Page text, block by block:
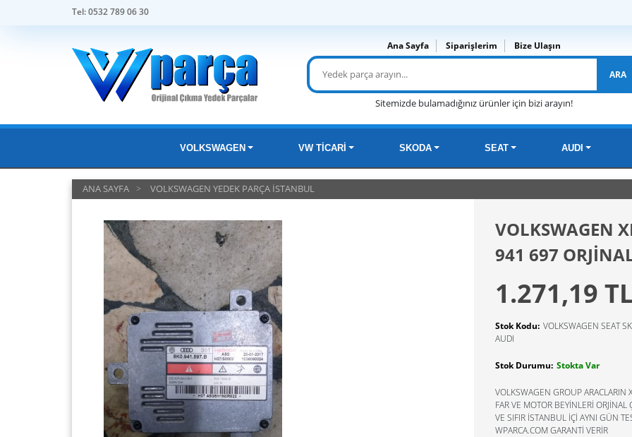
Tel: 0532 789 06 30
Ana Sayfa Siparişlerim Bize Ulaşın
ARA
Sitemizde bulamadığınız ürünler için bizi arayın!
VOLKSWAGEN VW TİCARİ SKODA SEAT AUDI
ANA SAYFA VOLKSWAGEN YEDEK PARÇA İSTANBUL
VOLKSWAGEN
941 697
1.271,19
Stok Kodu: VOLKSWAGEN SEAT
AUDI
Stok Durumu: Stokta Var
VOLKSWAGEN GROUP ARACLARIN
FAR VE MOTOR BEYİNLERİ ORJİNAL
VE SIFIR İSTANBUL İÇİ AYNI GÜN
WPARCA.COM GARANTİ VERİR